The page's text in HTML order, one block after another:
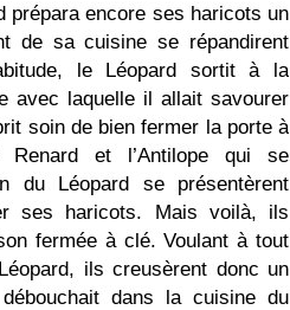
prépara encore ses haricots un
de sa cuisine se répandirent
le Léopard sortit à la
avec laquelle il allait savourer
soin de bien fermer la porte à
Renard et l’Antilope qui se
du Léopard se présentèrent
ses haricots. Mais voilà, ils
fermée à clé. Voulant à tout
ils creusèrent donc un
dans la cuisine du